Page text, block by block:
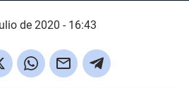
de 2020 - 16:43